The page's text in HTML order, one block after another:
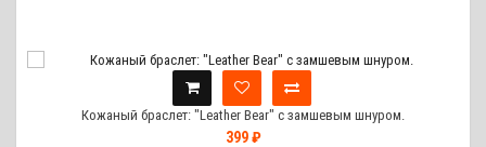
Кожаный браслет: "Leather Bear" с замшевым шнуром.
399 ₽